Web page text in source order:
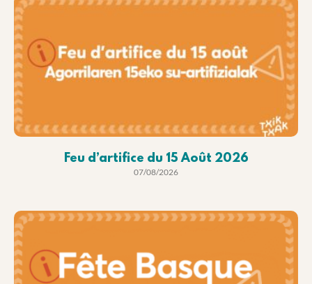
Feu d’artifice du 15 Août 2026
07/08/2026